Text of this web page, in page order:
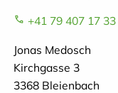
+41 79 407 17 33
Jonas Medosch
Kirchgasse 3
3368 Bleienbach